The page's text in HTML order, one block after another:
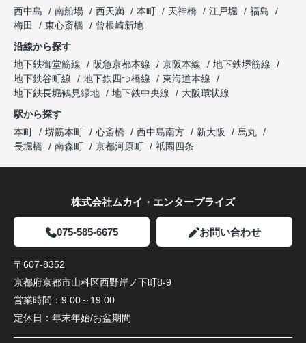
西中島
南船場 西天満 本町 天神橋 江戸堀
福島
梅田
東心斎橋
曾根崎新地
沿線から探す
地下鉄御堂筋線
阪急京都本線 京阪本線
地下鉄堺筋線
地下鉄谷町線
地下鉄四つ橋線
東海道本線
地下鉄長堀鶴見緑地
地下鉄中央線
大阪環状線
駅から探す
本町
堺筋本町 心斎橋 西中島南方 新大阪
烏丸
長堀橋
南森町 京都河原町 祇園四条
株式会社ムカイ・エンタープライズ
075-585-6675 お問い合わせ
〒607-8352
京都府京都市山科区西野岸ノ下町8-9
営業時間： 9:00～19:00
定休日： 年末年始/お盆期間